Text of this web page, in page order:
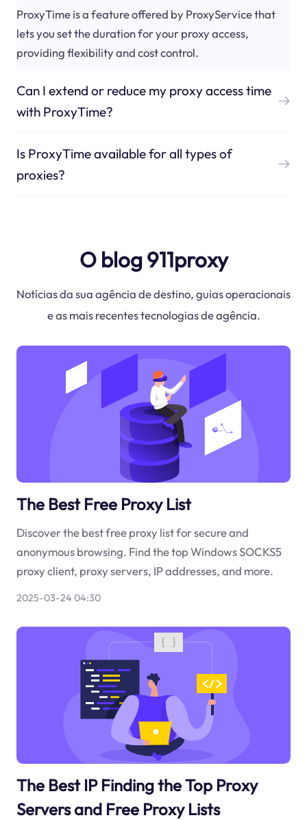
ProxyTime is a feature offered by ProxyService that
lets you set the duration for your proxy access,
providing flexibility and cost control.
Can I extend or reduce my proxy access time
with ProxyTime?
Is ProxyTime available for all types of
proxies?
O blog 911proxy
Notícias da sua agência de destino, guias operacionais
e as mais recentes tecnologias de agência.
The Best Free Proxy List
Discover the best free proxy list for secure and
anonymous browsing. Find the top Windows SOCKS5
proxy client, proxy servers, IP addresses, and more.
2025-03-24 04:30
The Best IP Finding the Top Proxy
Servers and Free Proxy Lists